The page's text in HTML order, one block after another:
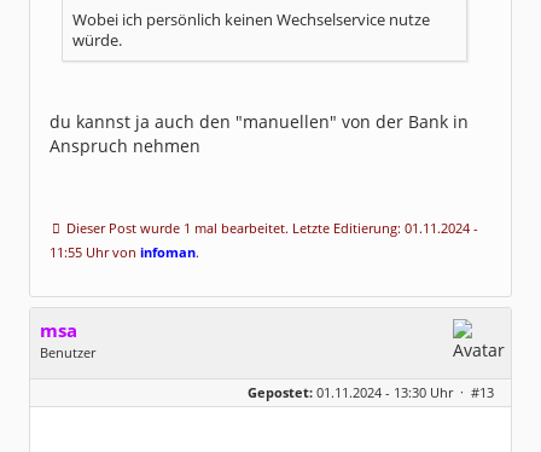
Wobei ich persönlich keinen Wechselservice nutze
würde.
du kannst ja auch den "manuellen" von der Bank in
Anspruch nehmen
Dieser Post wurde 1 mal bearbeitet. Letzte Editierung: 01.11.2024 -
11:55 Uhr von infoman.
msa
Benutzer
Geschlecht:
Alter:
63
Gepostet: 01.11.2024 - 13:30 Uhr · #13